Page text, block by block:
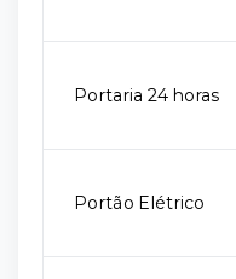
Portaria 24 horas
Portão Elétrico